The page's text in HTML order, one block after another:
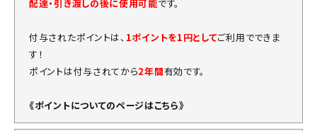
配達・引き渡しの後に使用可能です。
付与されたポイントは、 1ポイントを1円としてご利用でできま
す！
ポイントは付与されてから2年間有効です。
《ポイントについてのページはこちら》